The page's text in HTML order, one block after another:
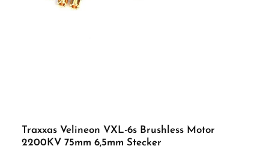
Traxxas Velineon VXL-6s Brushless Motor
2200KV 75mm 6,5mm Stecker